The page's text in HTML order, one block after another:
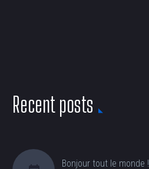
Recent posts
Bonjour tout le monde !